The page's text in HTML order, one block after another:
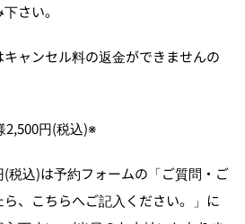
さい。
ャンセル料の返金ができませんの
2,500円(税込)※
税込)は予約フォームの「ご質問・ご
、こちらへご記入ください。」に